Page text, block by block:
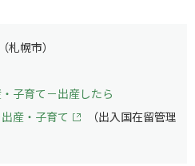
（札幌市）
子育て－出産したら
産・子育て
（出入国在留管理